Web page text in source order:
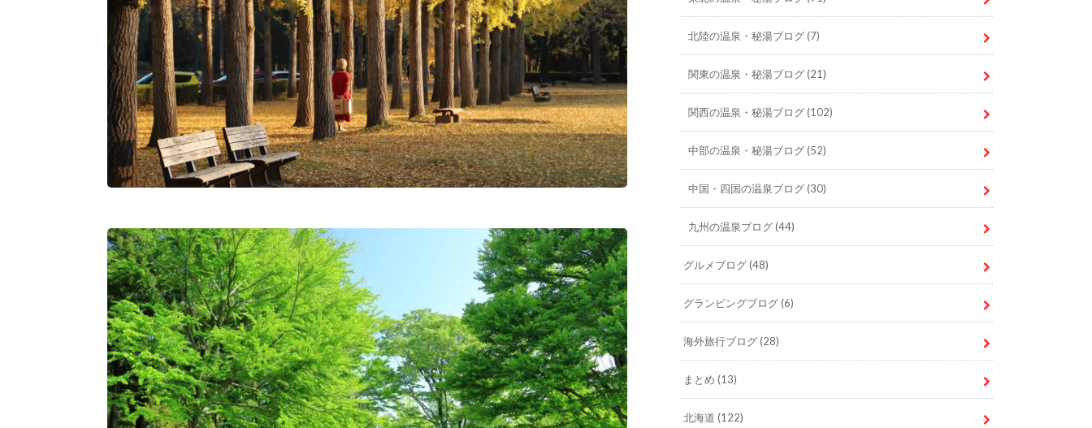
北陸の温泉・秘湯ブログ(7)
関東の温泉・秘湯ブログ(21)
関西の温泉・秘湯ブログ(102)
中部の温泉・秘湯ブログ(52)
中国・四国の温泉ブログ(30)
九州の温泉ブログ(44)
グルメブログ(48)
グランピングブログ(6)
海外旅行ブログ(28)
まとめ (13)
北海道 (122)